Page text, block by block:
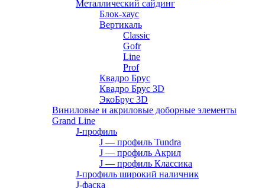
Металлический сайдинг
Блок-хаус
Вертикаль
Classic
Gofr
Line
Prof
Квадро Брус
Квадро Брус 3D
ЭкоБрус 3D
Виниловые и акриловые доборные элементы
Grand Line
J-профиль
J — профиль Tundra
J — профиль Акрил
J — профиль Классика
J-профиль широкий наличник
J-фаска